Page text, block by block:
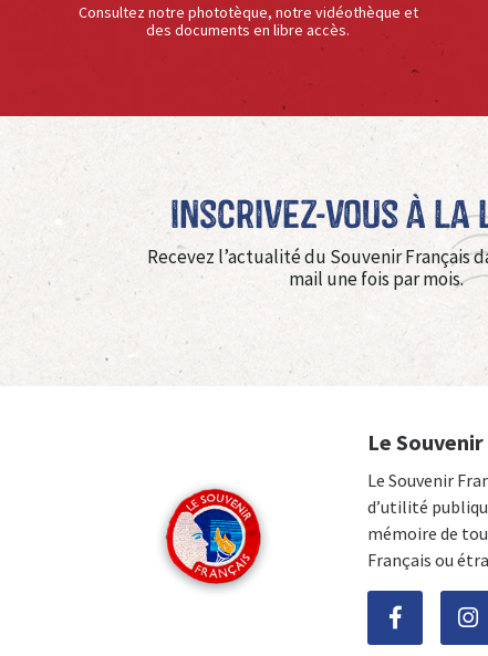
Consultez notre phototèque, notre vidéothèque et
des documents en libre accès.
Inscrivez-vous à
Recevez l’actualité du Souvenir Français
mail une fois par mois.
Le
Le Souvenir
d’utilité
mémoire de
Français ou